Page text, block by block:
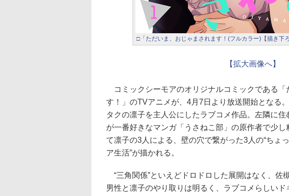
□「ただいま、おじゃまされます！(フルカラー)【描き下
【拡大画像へ】
コミックシーモアのオリジナルコミックである「
す！」のTVアニメが、4月7日より放送開始となる
タクの凛子を主人公にしたラブコメ作品。左隣に
が一番好きなマンガ「うさねこ部」の原作者で少
て凛子の3人による、壁の穴で繋がった3人の“ちょ
ア生活”が描かれる。
“三角関係”といえどドロドロした展開はなく、佐
男性と凛子のやり取りは明るく、ラブコメらしい